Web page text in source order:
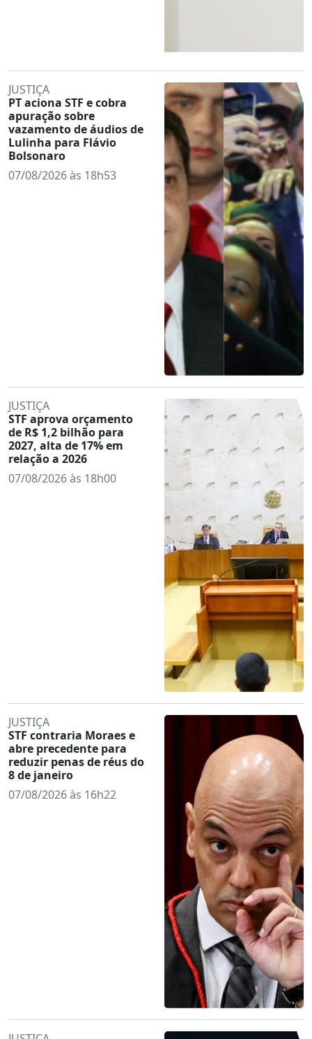
JUSTIÇA
PT aciona STF e cobra
apuração sobre
vazamento de áudios de
Lulinha para Flávio
Bolsonaro
07/08/2026 às 18h53
JUSTIÇA
STF aprova orçamento
de R$ 1,2 bilhão para
2027, alta de 17% em
relação a 2026
07/08/2026 às 18h00
JUSTIÇA
STF contraria Moraes e
abre precedente para
reduzir penas de réus do
8 de janeiro
07/08/2026 às 16h22